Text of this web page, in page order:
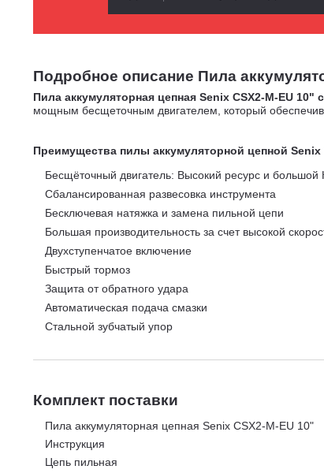
Подробное описание Пила
Пила аккумуляторная цепная Senix CSX2-M-EU 10"
мощным бесщеточным двигателем, который
Преимущества пилы аккумуляторной цепной
Бесщёточный двигатель: Высокий ресурс и
Сбалансированная развесовка инструмента
Бесключевая натяжка и замена пильной цепи
Большая производительность за счет высокой
Двухступенчатое включение
Быстрый тормоз
Защита от обратного удара
Автоматическая подача смазки
Стальной зубчатый упор
Комплект поставки
Пила аккумуляторная цепная Senix CSX2-M-EU 10"
Инструкция
Цепь пильная